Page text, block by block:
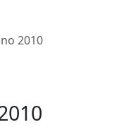
2010